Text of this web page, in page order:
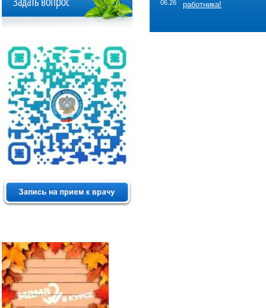
06.26
работника!